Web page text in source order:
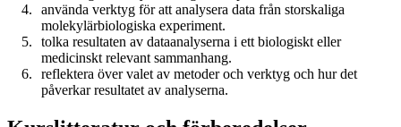
använda verktyg för att analysera data från storskaliga
molekylärbiologiska experiment.
tolka resultaten av dataanalyserna i ett biologiskt eller
medicinskt relevant sammanhang.
reflektera över valet av metoder och verktyg och hur det
påverkar resultatet av analyserna.